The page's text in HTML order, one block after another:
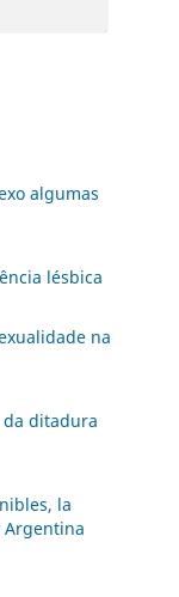
algumas
lésbica
na
ditadura
la
Argentina